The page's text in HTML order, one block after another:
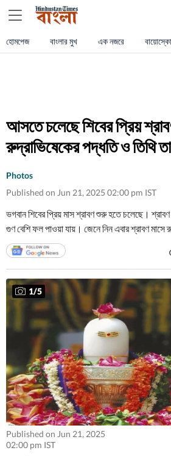
হোমপেজ বাংলার মুখ এক নজরে
আসতে চলেছে শিবের প্রিয়
রুদ্রাভিষেকের পদ্ধতি ও তিথি
Photos
Published on Jun 21, 2025 02:00 pm IST
ভগবান শিবের প্রিয় মাস শ্রাবণ শুরু হতে চলেছে।
গুণ বেশি ফল পাওয়া যায়। জেনে নিন এবার শ্রাবণ মাসে
1/5
Published on Jun 21, 2025
02:00 pm IST